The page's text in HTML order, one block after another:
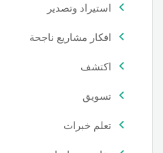
استيراد وتصدير
افكار مشاريع ناجحة
اكتشف
تسويق
تعلم خبرات